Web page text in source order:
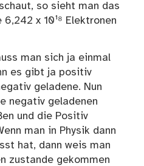
so sieht man das
x 10¹⁸ Elektronen
man sich ja einmal
es gibt ja positiv
geladene. Nun
negativ geladenen
und die Positiv
man in Physik dann
hat, dann weis man
zustande gekommen